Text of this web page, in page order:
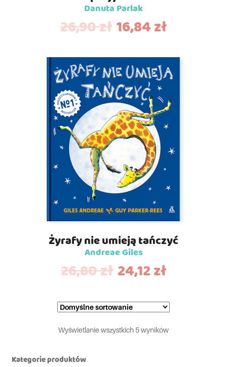
Danuta Parlak
26,90zł 16,84zł
Żyrafy nie umieją tańczyć
Andreae Giles
26,80zł 24,12zł
Wyświetlanie wszystkich 5 wyników
Kategorie produktów